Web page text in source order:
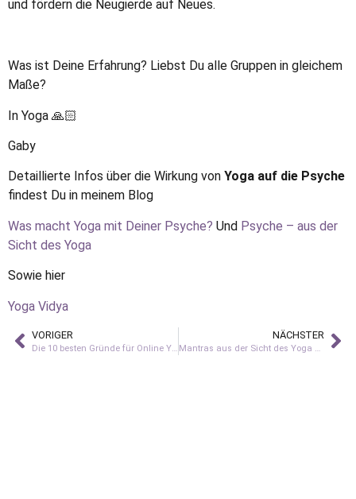
und fördern die Neugierde auf Neues.
Was ist Deine Erfahrung? Liebst Du alle Gruppen in gleichem
Maße?
In Yoga 🙏🏻
Gaby
Detaillierte Infos über die Wirkung von Yoga auf die Psyche
findest Du in meinem Blog
Was macht Yoga mit Deiner Psyche? Und Psyche – aus der
Sicht des Yoga
Sowie hier
Yoga Vidya
VORIGER
Die 10 besten Gründe für Online Yoga Kurse
NÄCHSTER
Mantras aus der Sicht des Yoga – Teil 1